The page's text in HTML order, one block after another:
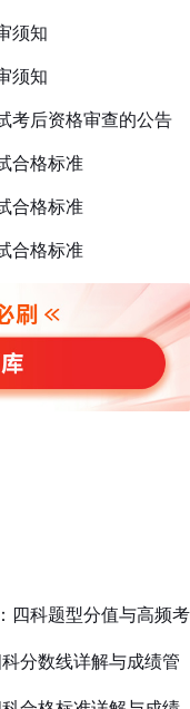
须知
须知
考后资格审查的公告
合格标准
合格标准
合格标准
四科题型分值与高频考
分数线详解与成绩管